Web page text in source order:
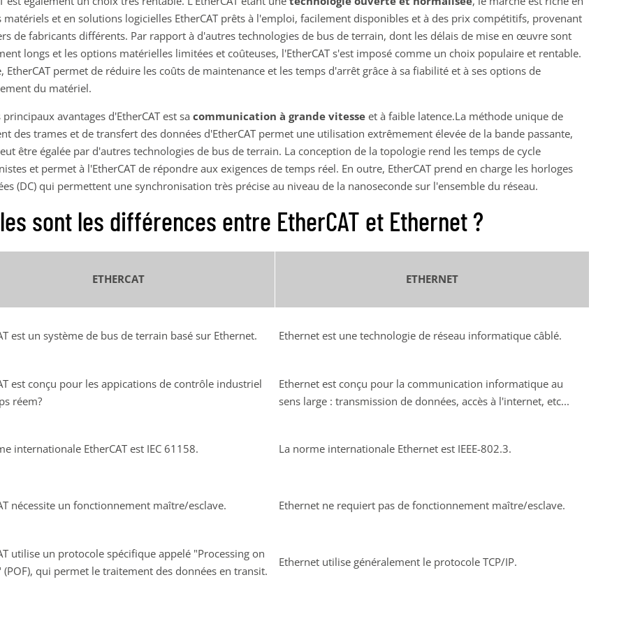
et en solutions logicielles EtherCAT prêts à l'emploi, facilement disponibles et à des prix compétitifs, provenant
de fabricants différents. Par rapport à d'autres technologies de bus de terrain, dont les délais de mise en œuvre sont
longs et les options matérielles limitées et coûteuses, l'EtherCAT s'est imposé comme un choix populaire et rentable.
EtherCAT permet de réduire les coûts de maintenance et les temps d'arrêt grâce à sa fiabilité et à ses options de
du matériel.
avantages d'EtherCAT est sa communication à grande vitesse et à faible latence.La méthode unique de
des trames et de transfert des données d'EtherCAT permet une utilisation extrêmement élevée de la bande passante,
être égalée par d'autres technologies de bus de terrain. La conception de la topologie rend les temps de cycle
et permet à l'EtherCAT de répondre aux exigences de temps réel. En outre, EtherCAT prend en charge les horloges
(DC) qui permettent une synchronisation très précise au niveau de la nanoseconde sur l'ensemble du réseau.
sont les différences entre EtherCAT et Ethernet ?
ETHERCAT ETHERNET
est un système de bus de terrain basé sur Ethernet. Ethernet est une technologie de réseau informatique câblé.
est conçu pour les appications de contrôle industriel
réem?
Ethernet est conçu pour la communication informatique au
sens large : transmission de données, accès à l'internet, etc...
internationale EtherCAT est IEC 61158. La norme internationale Ethernet est IEEE-802.3.
nécessite un fonctionnement maître/esclave. Ethernet ne requiert pas de fonctionnement maître/esclave.
utilise un protocole spécifique appelé "Processing on
(POF), qui permet le traitement des données en transit.
Ethernet utilise généralement le protocole TCP/IP.